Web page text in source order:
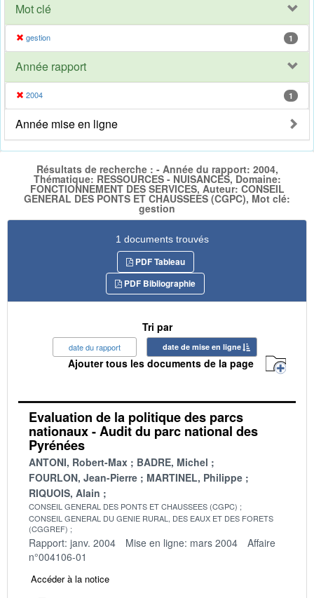
Mot clé
gestion 1
Année rapport
2004 1
Année mise en ligne
Résultats de recherche : - Année du rapport: 2004,
Thématique: RESSOURCES - NUISANCES, Domaine:
FONCTIONNEMENT DES SERVICES, Auteur: CONSEIL
GENERAL DES PONTS ET CHAUSSEES (CGPC), Mot clé:
gestion
1 documents trouvés
PDF Tableau
PDF Bibliographie
Tri par
date du rapport date de mise en ligne
Ajouter tous les documents de la page
Evaluation de la politique des parcs
nationaux - Audit du parc national des
Pyrénées
ANTONI, Robert-Max
BADRE, Michel
FOURLON, Jean-Pierre
MARTINEL, Philippe
RIQUOIS, Alain
CONSEIL GENERAL DES PONTS ET CHAUSSEES (CGPC)
CONSEIL GENERAL DU GENIE RURAL, DES EAUX ET DES FORETS
(CGGREF)
Rapport: janv. 2004 Mise en ligne: mars 2004
Affaire
n°004106-01
Accéder à la notice